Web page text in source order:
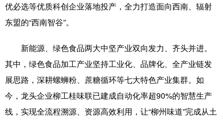
优必选等优质科创企业落地投产，全力打造面向西南、辐射
东盟的“西南智谷”。
新能源、绿色食品两大中坚产业双向发力、齐头并进。
其中，绿色食品加工产业坚持工业化、品牌化、全产业链发
展思路，深耕螺蛳粉、蔗糖循环等七大特色产业集群。如
今，龙头企业柳工桂味联已建成自动化率超90%的智慧生产
线，实现全流程溯源、资源高效利用，让“柳州味道”完成从土